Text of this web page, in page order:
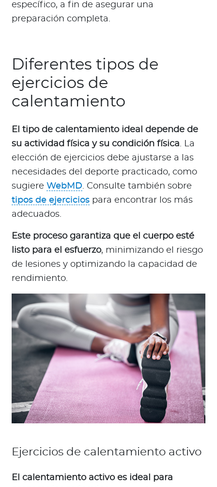
específico, a fin de asegurar una
preparación completa.
Diferentes tipos de
ejercicios de
calentamiento
El tipo de calentamiento ideal depende de
su actividad física y su condición física. La
elección de ejercicios debe ajustarse a las
necesidades del deporte practicado, como
sugiere WebMD. Consulte también sobre
tipos de ejercicios para encontrar los más
adecuados.
Este proceso garantiza que el cuerpo esté
listo para el esfuerzo, minimizando el riesgo
de lesiones y optimizando la capacidad de
rendimiento.
Ejercicios de calentamiento activo
El calentamiento activo es ideal para